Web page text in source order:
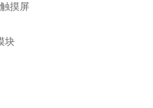
摸屏
块